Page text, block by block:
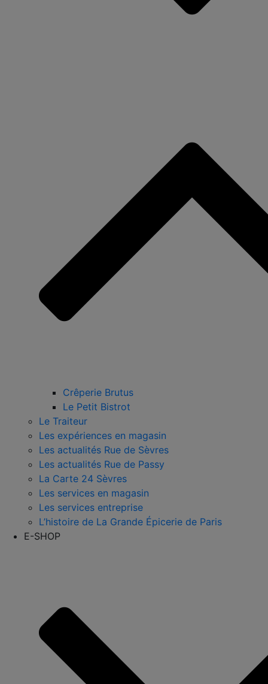
Crêperie Brutus
Le Petit Bistrot
Le Traiteur
Les expériences en magasin
Les actualités Rue de Sèvres
Les actualités Rue de Passy
La Carte 24 Sèvres
Les services en magasin
Les services entreprise
L’histoire de La Grande Épicerie de Paris
E-SHOP